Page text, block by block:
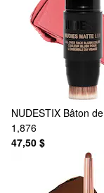
NUDESTIX Bâton
1,876
47,50 $